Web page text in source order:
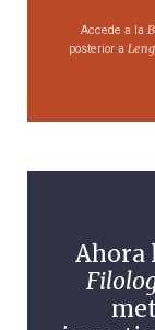
Accede a la
posterior a
Ahora